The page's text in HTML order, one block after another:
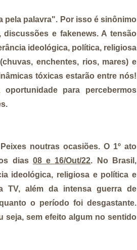
pela palavra". Por isso é sinônimo
e fakenews. A tensão
ideológica, política, religiosa
enchentes, rios, mares) e
tóxicas estarão entre nós!
para percebermos
noutras ocasiões. O 1º ato
dias 08 e 16/Out/22. No Brasil,
ideológica, religiosa e política e
TV, além da intensa guerra de
o período foi desgastante.
seja, sem efeito algum no sentido